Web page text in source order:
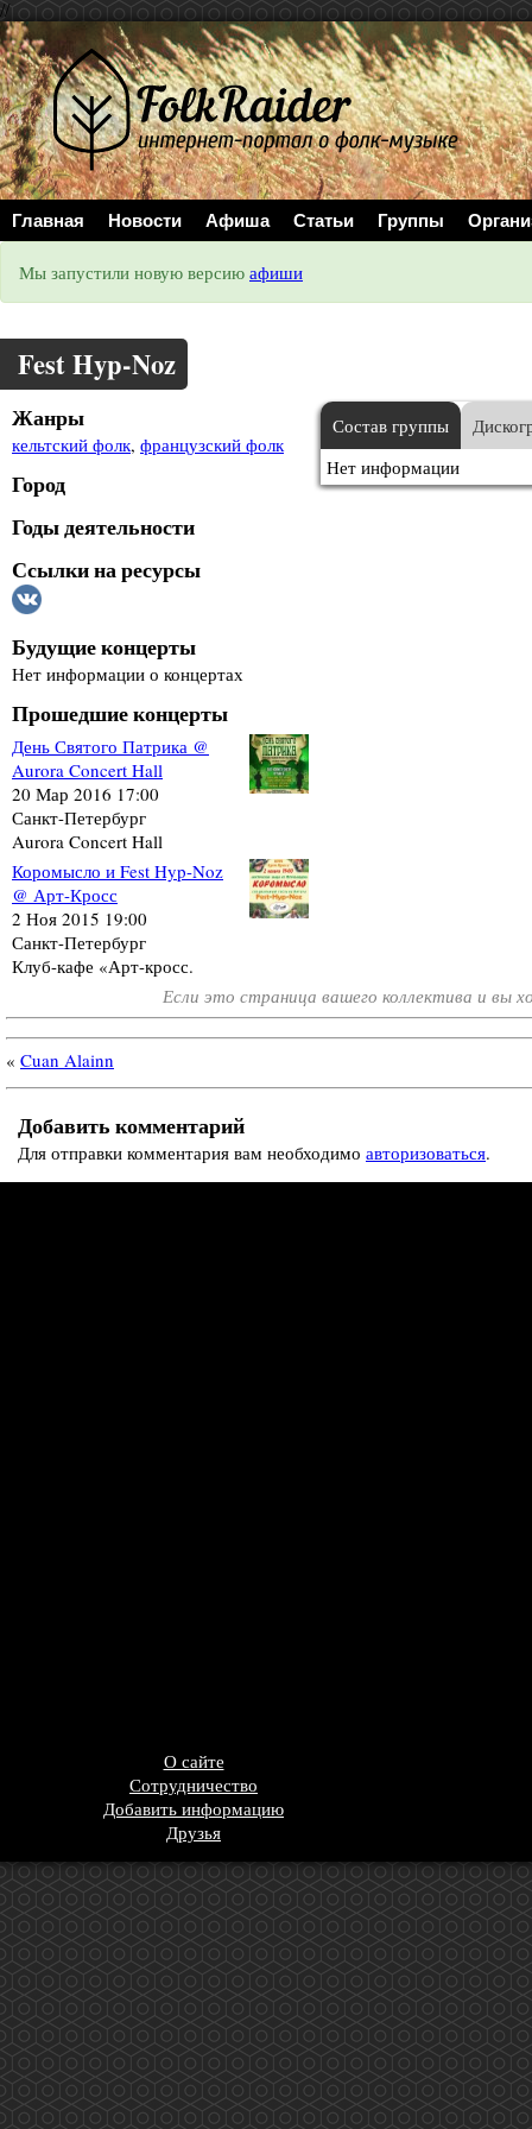
//
Главная Новости Афиша Статьи Группы
Мы запустили новую версию афиши
Fest Hyp-Noz
Жанры
кельтский фолк, французский фолк
Город
Годы деятельности
Ссылки на ресурсы
Будущие концерты
Нет информации о концертах
Прошедшие концерты
День Святого Патрика @
Aurora Concert Hall
20 Мар 2016 17:00
Санкт-Петербург
Aurora Concert Hall
Коромысло и Fest Hyp-Noz
@ Арт-Кросс
2 Ноя 2015 19:00
Санкт-Петербург
Клуб-кафе «Арт-кросс.
Состав группы
Нет информации
Если это страница вашего коллектива и
« Cuan Alainn
Добавить комментарий
Для отправки комментария вам необходимо авторизоваться.
О сайте
Сотрудничество
Добавить информацию
Друзья